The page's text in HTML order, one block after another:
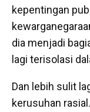
kepentingan
dia menjadi
lagi terisolasi
Dan lebih sulit
kerusuhan